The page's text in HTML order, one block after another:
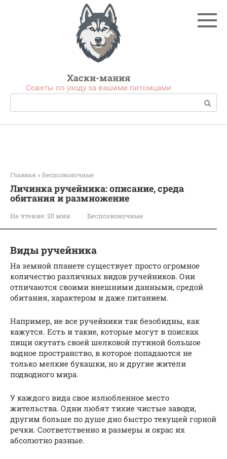
Хаски-мания
Советы по уходу за вашими питомцами
Поиск:
Главная » Беспозвоночные
Личинка ручейника: описание, среда
обитания и размножение
На чтение: 20 мин Беспозвоночные
Виды ручейника
На земной планете существует просто огромное
количество различных видов ручейников. Они
отличаются своими внешними данными, средой
обитания, характером и даже питанием.
Например, не все ручейники так безобидны, как
кажутся. Есть и такие, которые могут в поисках
пищи окутать своей шелковой путиной большое
водное пространство, в которое попадаются не
только мелкие букашки, но и другие жители
подводного мира.
У каждого вида свое излюбленное место
жительства. Одни любят тихие чистые заводи,
другим больше по душе дно быстро текущей горной
речки. Соответственно и размеры и окрас их
абсолютно разные.